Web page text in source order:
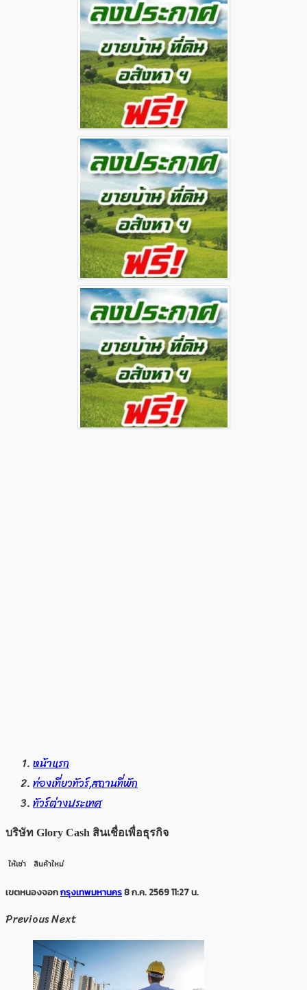
หน้าแรก
ท่องเที่ยวทัวร์,สถานที่พัก
ทัวร์ต่างประเทศ
บริษัท Glory Cash สินเชื่อเพื่อธุรกิจ
ให้เช่า สินค้าใหม่
เขตหนองจอกกรุงเทพมหานคร8 ก.ค. 2569 11:27 น.
PreviousNext